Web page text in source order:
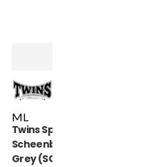
ML
Twins Special
Scheenbeschermers
Grey (SGL 7 GREY)